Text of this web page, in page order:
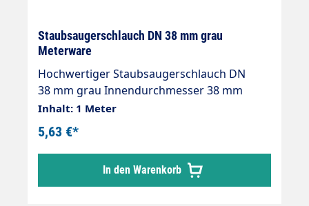
Staubsaugerschlauch DN 38 mm grau
Meterware
Hochwertiger Staubsaugerschlauch DN
38 mm grau Innendurchmesser 38 mm
Aussendurchmesser 47 mm max.
Rollenlänge 20m
Inhalt: 1 Meter
5,63 €*
In den Warenkorb